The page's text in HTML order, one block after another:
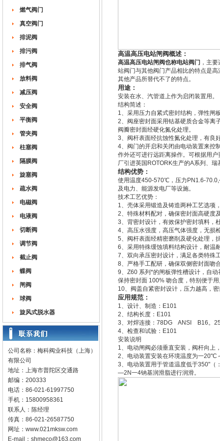
燃气阀门
真空阀门
排泥阀
排污阀
排气阀
放料阀
减压阀
安全阀
平衡阀
管夹阀
柱塞阀
隔膜阀
旋塞阀
疏水阀
电磁阀
电液阀
切断阀
调节阀
截止阀
蝶阀
闸阀
球阀
旋风式脱水器
公司名称：梅科阀业科技（上海）
有限公司
地址：上海市普陀区交通路
邮编：200333
电话：86-021-61997750
手机：15800958361
联系人：陈经理
传真：86-021-26587750
网址： www.021mksw.com
E-mail： shmeco@163.com
高温高压电站闸阀概述：
高温高压电站闸阀也称电站阀门 ，主
站阀门与其他阀门产品相比的特点是
其他产品所替代不了的特点。
用途：
安装在水、汽管道上作为启闭装置用。
结构简述：
1、采用压力自紧式密封结构，弹性闸
2、阀座密封面采用钴基硬质合金等离
阀瓣密封面经硬化氮化处理。
3、阀杆表面经抗蚀性氮化处理，有良
4、阀门的开启和关闭由电动装置来控
作外还可进行远距离操作。可根据用
厂引进英国ROTORK生产的A系列、
结构优势：
使用温度450-570℃，压力PN1.6-
及电力、能源发电厂等设施。
技术工艺优势：
1、壳体采用锻造及铸造两种工艺选项
2、特殊材料配对，确保密封面高硬度
3、背密封设计，有效保护密封填料，
4、高压水强度，高压气体强度，无损
5、阀杆表面经精密磨削及硬化处理，
6、采用特殊缓蚀填料结构设计，耐温
7、双向承压密封设计，满足各类特殊
8、严格手工配研，确保双侧密封面吻
9、Z60 系列*的闸板弹性槽设计，自
保持密封面 100% 吻合度，特别便于
10、阀盖自紧密封设计，压力越高，
应用规范：
1、设计、制造：E101
2、结构长度：E101
3、对焊连接：78DG ANSI B16。
4、检查和试验：E101
安装说明
1、电动闸阀必须垂直安装，阀杆向上
2、电动装置安装在环境温度为一
3、电动装置用于管道温度低于350"
—2N一4钠基润滑脂进行润滑。